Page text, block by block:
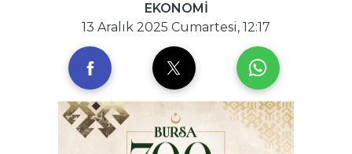
EKONOMİ
13 Aralık 2025 Cumartesi, 12:17